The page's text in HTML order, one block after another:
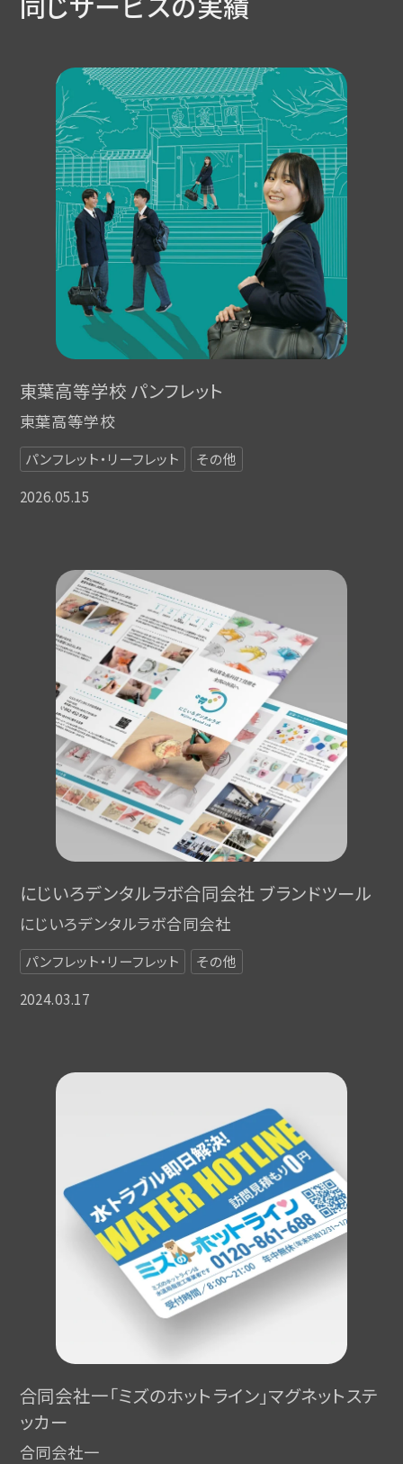
東葉高等学校 パンフレット
東葉高等学校
パンフレット・リーフレット その他
2026.05.15
にじいろデンタルラボ合同会社 ブランドツール
にじいろデンタルラボ合同会社
パンフレット・リーフレット その他
2024.03.17
合同会社一「ミズのホットライン」マグネットステ
ッカー
合同会社一